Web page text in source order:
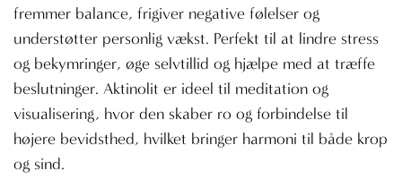
fremmer balance, frigiver negative følelser og
understøtter personlig vækst. Perfekt til at lindre stress
og bekymringer, øge selvtillid og hjælpe med at træffe
beslutninger. Aktinolit er ideel til meditation og
visualisering, hvor den skaber ro og forbindelse til
højere bevidsthed, hvilket bringer harmoni til både krop
og sind.